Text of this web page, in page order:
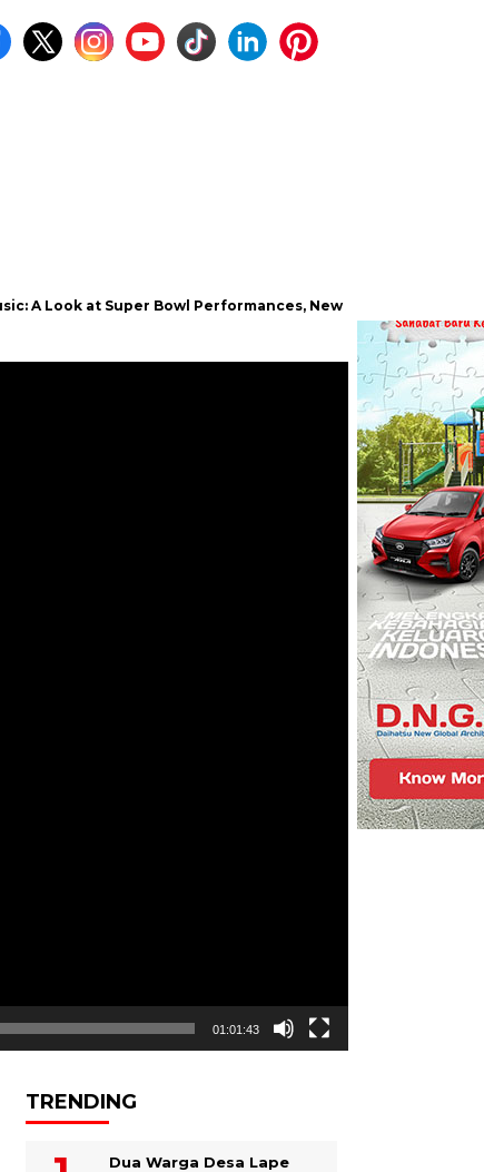
Super Bowl Performances, New Albums, Rising Stars, and
01:01:43
TRENDING
Dua Warga Desa Lape